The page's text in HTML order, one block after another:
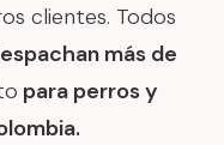
clientes. Todos
más de
para perros y